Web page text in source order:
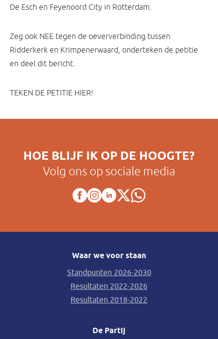
De Esch en Feyenoord City in Rotterdam.
Zeg ook NEE tegen de oeververbinding tussen
Ridderkerk en Krimpenerwaard, onderteken de petitie
en deel dit bericht.
TEKEN DE PETITIE HIER!
HOE BLIJF IK OP DE HOOGTE?
Volg ons op sociale media
Waar we voor staan
Standpunten 2026-2030
Resultaten 2022-2026
Resultaten 2018-2022
De Partij